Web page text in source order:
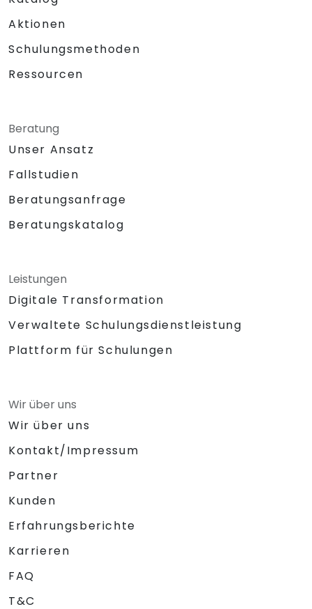
Aktionen
Schulungsmethoden
Ressourcen
Beratung
Unser Ansatz
Fallstudien
Beratungsanfrage
Beratungskatalog
Leistungen
Digitale Transformation
Verwaltete Schulungsdienstleistung
Plattform für Schulungen
Wir über uns
Wir über uns
Kontakt/Impressum
Partner
Kunden
Erfahrungsberichte
Karrieren
FAQ
T&C